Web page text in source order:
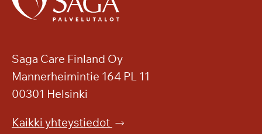
Saga Care Finland Oy
Mannerheimintie 164 PL 11
00301 Helsinki
Kaikki yhteystiedot